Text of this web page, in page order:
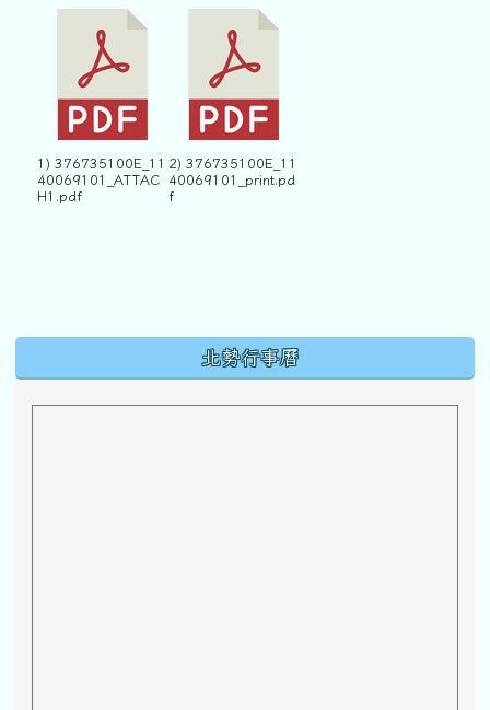
1) 376735100E_11
40069101_ATTAC
H1.pdf
2) 376735100E_11
40069101_print.pd
f
北勢行事曆